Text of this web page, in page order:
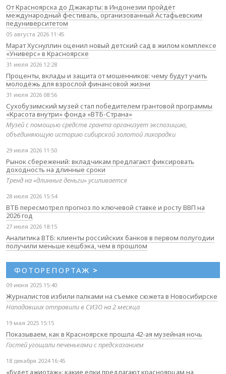
От Красноярска до Джакарты: в Индонезии пройдёт
международный фестиваль, организованный Астафьевским
педуниверситетом
05 августа 2026 11:45
Марат Хуснуллин оценил новый детский сад в жилом комплексе
«Универс» в Красноярске
31 июля 2026 12:28
Проценты, вклады и защита от мошенников: чему будут учить
молодёжь для взрослой финансовой жизни
31 июля 2026 08:56
Сухобузимский музей стал победителем грантовой программы
«Красота внутри» фонда «ВТБ-Страна»
Музей с помощью средств гранта организует экспозицию,
объединяющую историю сибирской золотой лихорадки
29 июля 2026 11:50
Рынок сбережений: вкладчикам предлагают фиксировать
доходность на длинные сроки
Тренд на «длинные деньги» усиливается
28 июля 2026 15:54
ВТБ пересмотрел прогноз по ключевой ставке и росту ВВП на
2026 год
27 июля 2026 18:15
Аналитика ВТБ: клиенты российских банков в первом полугодии
получили меньше кешбэка, чем в прошлом
ФОТОРЕПОРТАЖ >
09 июня 2025 15:40
Журналистов избили палками на съемке сюжета в Новосибирске
Нападавших отправили в СИЗО на 2 месяца
19 мая 2025 15:15
Показываем, как в Красноярске прошла 42-ая музейная ночь
Гостей угощали печеньками с предсказанием
18 декабря 2024 16:45
«Будет ажиотаж»: какие елки предлагают красноярцам на